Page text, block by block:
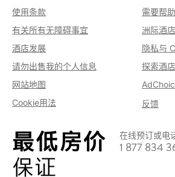
使用条款
需要帮助
有关所有无障碍事宜
洲际酒
酒店发展
隐私与
请勿出售我的个人信息
探索酒店
网站地图
Cookie用法
反馈
在线预订或电
1 877 834